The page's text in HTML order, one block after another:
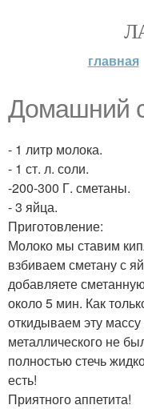
главная
Домашний
- 1 литр молока.
- 1 ст. л. соли.
-200-300 Г. сметаны.
- 3 яйца.
Приготовление:
Молоко мы ставим
взбиваем сметану с
добавляете
около 5 мин. Как
откидываем эту
металлического не
полностью стечь
есть!
Приятного аппетита!